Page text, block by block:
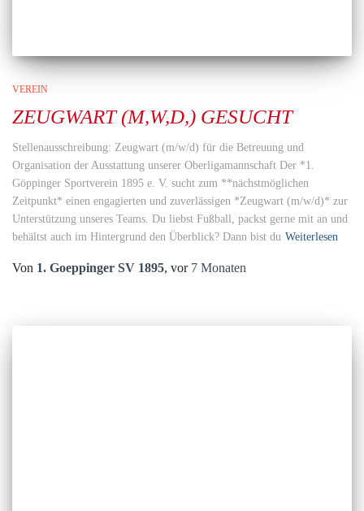
VEREIN
ZEUGWART (M,W,D,) GESUCHT
Stellenausschreibung: Zeugwart (m/w/d) für die Betreuung und
Organisation der Ausstattung unserer Oberligamannschaft Der *1.
Göppinger Sportverein 1895 e. V. sucht zum **nächstmöglichen
Zeitpunkt* einen engagierten und zuverlässigen *Zeugwart (m/w/d)* zur
Unterstützung unseres Teams. Du liebst Fußball, packst gerne mit an und
behältst auch im Hintergrund den Überblick? Dann bist du Weiterlesen
Von 1. Goeppinger SV 1895, vor 7 Monaten